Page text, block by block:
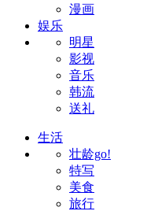
漫画
娱乐
明星
影视
音乐
韩流
送礼
生活
壮龄go!
特写
美食
旅行